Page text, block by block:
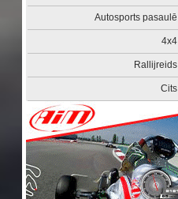
Autosports pasaulē
4x4
Rallijreids
Cits